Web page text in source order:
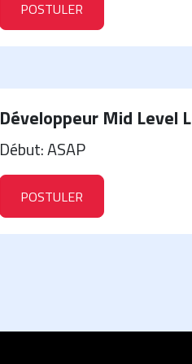
POSTULER
Développeur Mid Level
Début: ASAP
POSTULER